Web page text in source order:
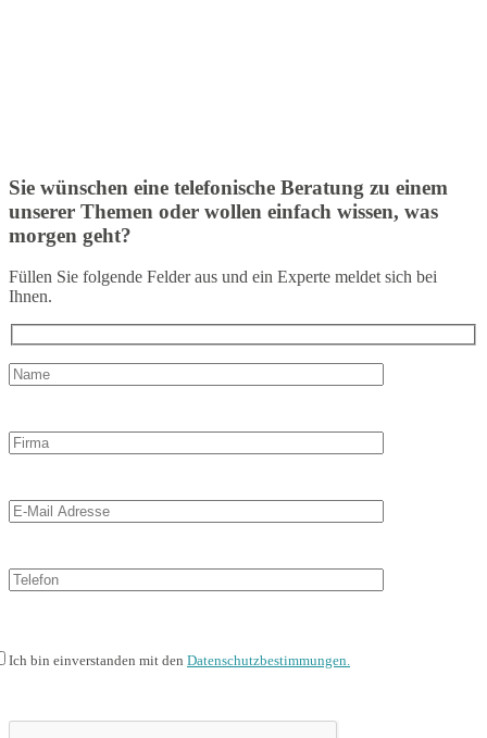
Sie wünschen eine telefonische Beratung zu einem
unserer Themen oder wollen einfach wissen, was
morgen geht?
Füllen Sie folgende Felder aus und ein Experte meldet sich bei
Ihnen.
Ich bin einverstanden mit den Datenschutzbestimmungen.